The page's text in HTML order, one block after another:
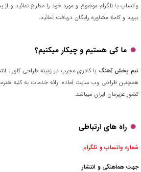
واتساپ یا تلگرام موضوع و مورد خود را مطرح نمائید و از
ببرید و کاملا مشاوره رایگان دریافت نمائید.
ما کی هستیم و چیکار میکنیم؟
تیم پخش آهنگ با کادری مجرب در زمینه طراحی کاور ،
همچنین طراحی وب سایت آماده ارائه خدمات به کلیه
کشور عزیزمان ایران میباشد.
راه های ارتباطی
شماره واتساپ و تلگرام
جهت هماهنگی و انتشار